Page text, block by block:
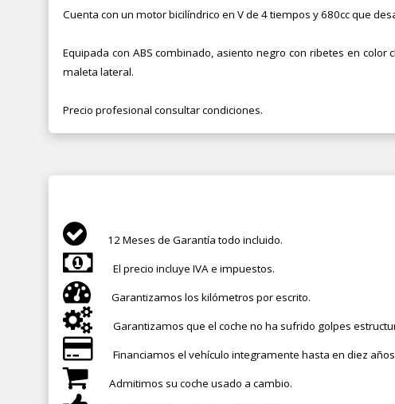
Cuenta con un motor bicilíndrico en V de 4 tiempos y 680cc que
Equipada con ABS combinado, asiento negro con ribetes en
maleta lateral.
Precio profesional consultar condiciones.
12 Meses de Garantía todo incluido.
El precio incluye IVA e impuestos.
Garantizamos los kilómetros por escrito.
Garantizamos que el coche no ha sufrido golpes
Financiamos el vehículo integramente hasta en diez
Admitimos su coche usado a cambio.